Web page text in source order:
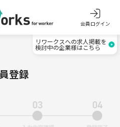
会員ログイン
リワークスへの求人掲載を
検討中の企業様はこちら
登録